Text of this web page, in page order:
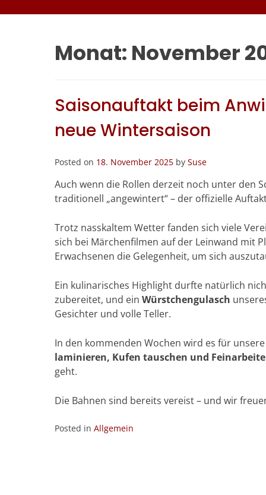
Monat: November
Saisonauftakt beim
neue Wintersaison
Posted on 18. November 2025 by Suse
Auch wenn die Rollen derzeit noch unter den
traditionell „angewintert“ – der offizielle
Trotz nasskaltem Wetter fanden sich viele
sich bei Märchenfilmen auf der Leinwand mit
Erwachsenen die Gelegenheit, um sich
Ein kulinarisches Highlight durfte natürlich
zubereitet, und ein Würstchengulasch
Gesichter und volle Teller.
In den kommenden Wochen wird es für
laminieren, Kufen tauschen und
geht.
Die Bahnen sind bereits vereist – und wir
Posted in Allgemein